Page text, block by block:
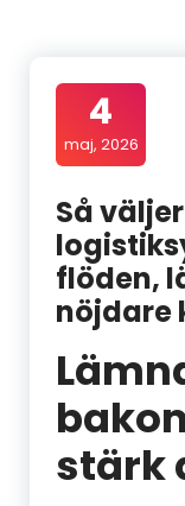
4
maj, 2026
Så
flöden,
nöjdare
stärk